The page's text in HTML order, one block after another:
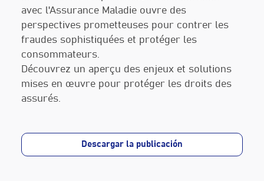
avec l'Assurance Maladie ouvre des
perspectives prometteuses pour contrer les
fraudes sophistiquées et protéger les
consommateurs.
Découvrez un aperçu des enjeux et solutions
mises en œuvre pour protéger les droits des
assurés.
Descargar la publicación